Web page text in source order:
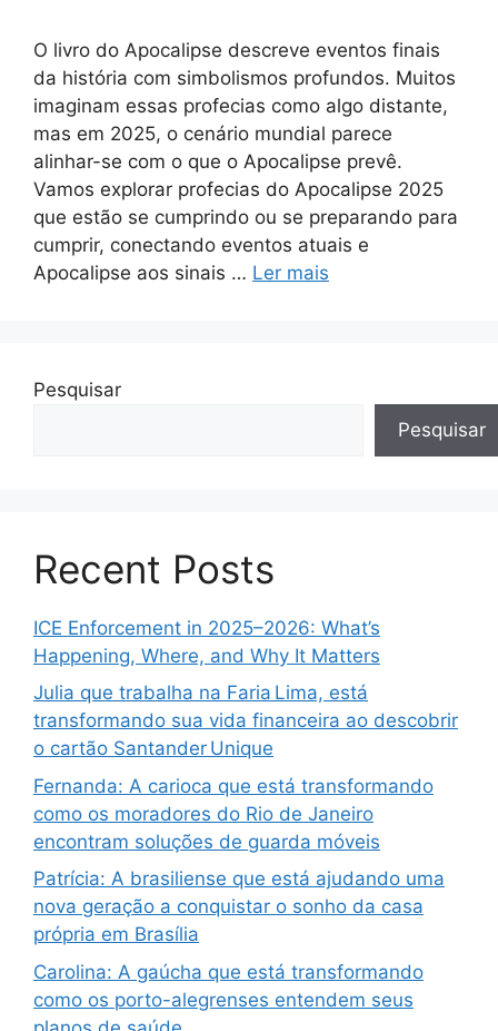
O livro do Apocalipse descreve eventos finais
da história com simbolismos profundos. Muitos
imaginam essas profecias como algo distante,
mas em 2025, o cenário mundial parece
alinhar-se com o que o Apocalipse prevê.
Vamos explorar profecias do Apocalipse 2025
que estão se cumprindo ou se preparando para
cumprir, conectando eventos atuais e
Apocalipse aos sinais … Ler mais
Pesquisar
Pesquisar
Recent Posts
ICE Enforcement in 2025–2026: What’s
Happening, Where, and Why It Matters
Julia que trabalha na Faria Lima, está
transformando sua vida financeira ao descobrir
o cartão Santander Unique
Fernanda: A carioca que está transformando
como os moradores do Rio de Janeiro
encontram soluções de guarda móveis
Patrícia: A brasiliense que está ajudando uma
nova geração a conquistar o sonho da casa
própria em Brasília
Carolina: A gaúcha que está transformando
como os porto-alegrenses entendem seus